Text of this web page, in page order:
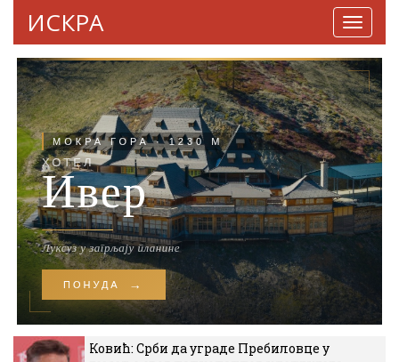
ИСКРА
Ковић: Срби да уграде Пребиловце у